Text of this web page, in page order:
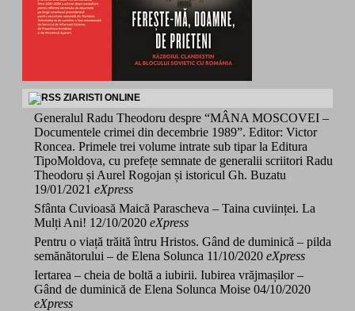
ZIARISTI ONLINE
Generalul Radu Theodoru despre “MÂNA MOSCOVEI –
Documentele crimei din decembrie 1989”. Editor: Victor
Roncea. Primele trei volume intrate sub tipar la Editura
TipoMoldova, cu prefețe semnate de generalii scriitori Radu
Theodoru și Aurel Rogojan și istoricul Gh. Buzatu
19/01/2021 eXpress
Sfânta Cuvioasă Maică Parascheva – Taina cuviinței. La
Mulți Ani! 12/10/2020 eXpress
Pentru o viață trăită întru Hristos. Gând de duminică – pilda
semănătorului – de Elena Solunca 11/10/2020 eXpress
Iertarea – cheia de boltă a iubirii. Iubirea vrăjmașilor –
Gând de duminică de Elena Solunca Moise 04/10/2020
eXpress